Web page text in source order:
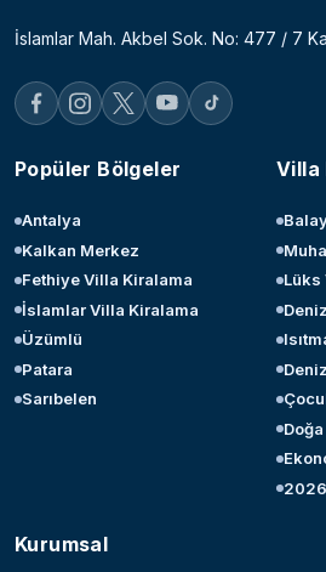
İslamlar Mah. Akbel Sok. No: 477 / 7
Popüler Bölgeler
Antalya
Kalkan Merkez
Fethiye Villa Kiralama
İslamlar Villa Kiralama
Üzümlü
Patara
Sarıbelen
Villa
Lüks
Kurumsal